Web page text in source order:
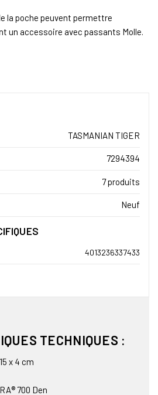
la poche peuvent permettre
un accessoire avec passants Molle.
TASMANIAN TIGER
7294394
7 produits
Neuf
4013236337433
TECHNIQUES :
x 4 cm
700 Den